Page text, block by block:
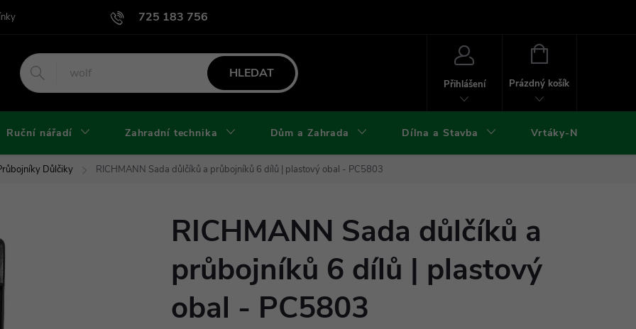
725 183 756
Podmínky užití webu Podmínky ochrany osobních údajů a cookies
HLEDAT
Přihlášení
NÁKUPNÍ
Prázdný košík
Ruční nářadí Zahradní technika Dům a Zahrada Dílna a Stavba Vrtáky-Nástroje
Důlčiky RICHMANN Sada důlčíků a průbojníků 6 dílů | plastový obal - PC5803
RICHMANN Sada důlčíků a
průbojníků 6 dílů | plastový
obal - PC5803